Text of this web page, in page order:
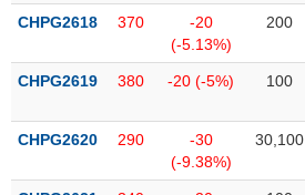
sơ
doanh
Tin
sự
CHPG2618 370
-20
(-5.13%)
200
CHPG2619 380 -20 (-5%) 100
CHPG2620 290
-30
(-9.38%)
30,100
VẬT
CÔNG